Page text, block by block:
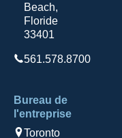
Beach,
Floride
33401
561.578.8700
Bureau de
l'entreprise
Toronto